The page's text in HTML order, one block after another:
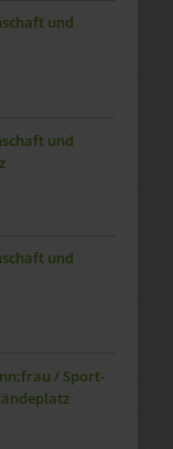
und
und
und
/ Sport-